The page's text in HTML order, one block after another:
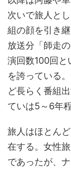
次いで旅人と
組の顔を引き
放送分「師走
演回数100回と
を誇っている
ど長らく番組
ていは5～6年
旅人はほとん
在する。女性
であったが、